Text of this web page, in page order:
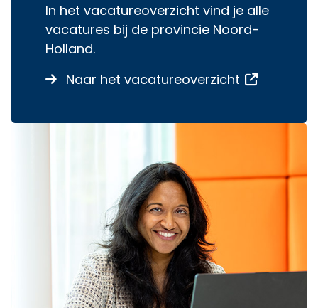
In het vacatureoverzicht vind je alle
vacatures bij de provincie Noord-
Holland.
Naar het vacatureoverzicht over Bekijk